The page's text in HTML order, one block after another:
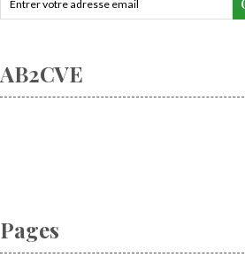
AB2CVE
Pages